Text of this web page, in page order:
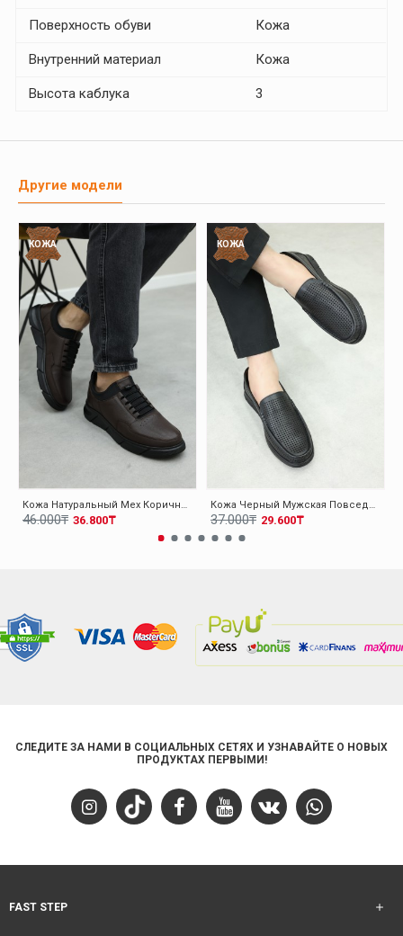
Поверхность обуви Кожа
Внутренний материал Кожа
Высота каблука 3
Другие модели
КОЖА
Кожа Натуральный Мех Коричневый Мужская Повседневная Обувь 126KMA137
36.800₸
46.000₸
КОЖА
Кожа Черный Мужская Повседневная Обувь 126MA001
29.600₸
37.000₸
СЛЕДИТЕ ЗА НАМИ В СОЦИАЛЬНЫХ СЕТЯХ И УЗНАВАЙТЕ О НОВЫХ
ПРОДУКТАХ ПЕРВЫМИ!
FAST STEP